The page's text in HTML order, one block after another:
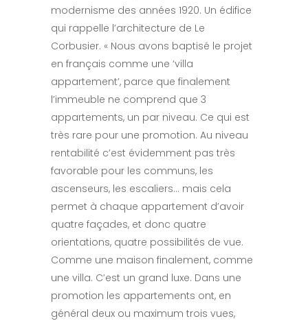
modernisme des années 1920. Un édifice
qui rappelle l’architecture de Le
Corbusier. « Nous avons baptisé le projet
en français comme une ‘villa
appartement’, parce que finalement
l’immeuble ne comprend que 3
appartements, un par niveau. Ce qui est
très rare pour une promotion. Au niveau
rentabilité c’est évidemment pas très
favorable pour les communs, les
ascenseurs, les escaliers… mais cela
permet à chaque appartement d’avoir
quatre façades, et donc quatre
orientations, quatre possibilités de vue.
Comme une maison finalement, comme
une villa. C’est un grand luxe. Dans une
promotion les appartements ont, en
général deux ou maximum trois vues,